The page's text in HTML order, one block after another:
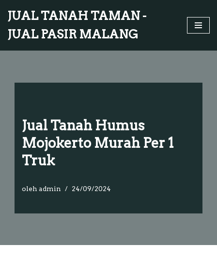
ke
konten
JUAL TANAH TAMAN -
JUAL PASIR MALANG
Jual Tanah Humus
Mojokerto Murah Per 1
Truk
oleh admin 24/09/2024